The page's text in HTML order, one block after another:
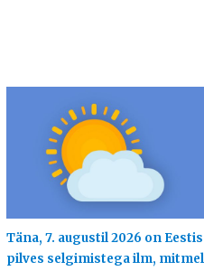
Täna, 7. augustil 2026 on Eestis
pilves selgimistega ilm, mitmel